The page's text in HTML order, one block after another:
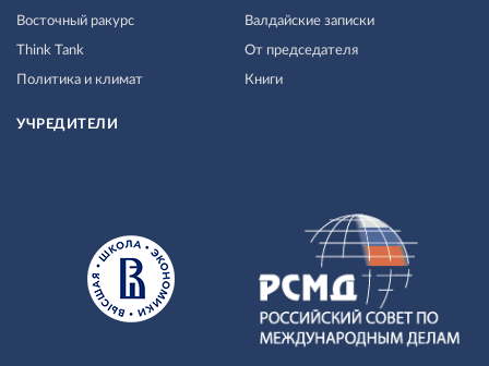
Восточный ракурс
Think Tank
Политика и климат
Валдайские записки
От председателя
Книги
УЧРЕДИТЕЛИ